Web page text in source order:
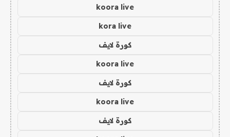
koora live
kora live
كورة لايف
koora live
كورة لايف
koora live
كورة لايف